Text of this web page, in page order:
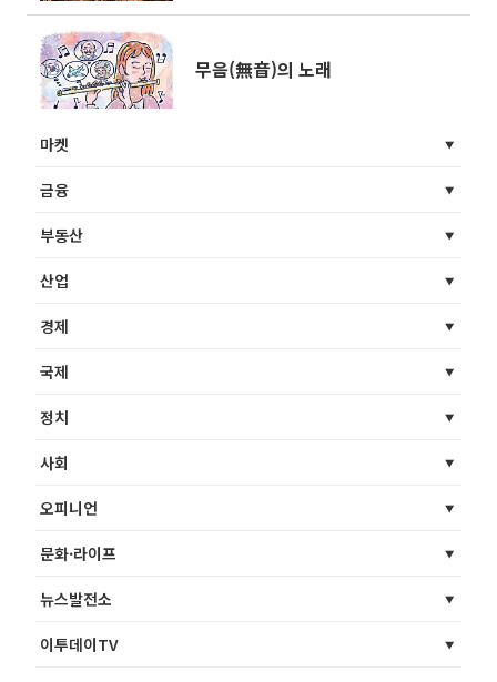
무음(無音)의 노래
마켓
금융
부동산
산업
경제
국제
정치
사회
오피니언
문화·라이프
뉴스발전소
이투데이TV